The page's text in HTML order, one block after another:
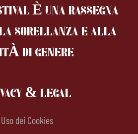
È UNA RASSEGNA
SORELLANZAE ALLA
DI GENERE
& LEGAL
Uso dei Cookies